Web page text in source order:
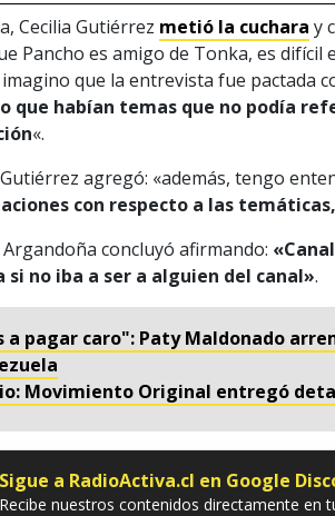
Cecilia Gutiérrez metió la cuchara y
Pancho es amigo de Tonka, es
imagino que la entrevista fue pactada
que habían temas que no podía
«.
agregó: «además, tengo
con respecto a las
concluyó afirmando:
no iba a ser a alguien del canal».
a pagar caro": Paty Maldonado
Movimiento Original entregó
Sigue a RadioActiva.cl en Google
Recibe nuestros contenidos directamente en